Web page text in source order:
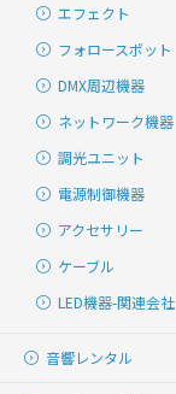
エフェクト
フォロースポット
DMX周辺機器
ネットワーク機器
調光ユニット
電源制御機器
アクセサリー
ケーブル
LED機器-関連会社
音響レンタル